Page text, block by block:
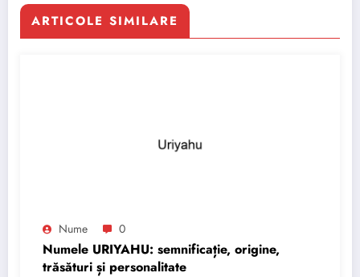
ARTICOLE SIMILARE
Nume 0
Numele URIYAHU: semnificație, origine,
trăsături și personalitate